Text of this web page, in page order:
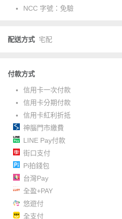
NCC 字號： 免驗
配送方式 宅配
付款方式
信用卡一次付款
信用卡分期付款
信用卡紅利折抵
神腦門市繳費
LINE Pay付款
街口支付
Pi拍錢包
台灣Pay
全盈+PAY
悠遊付
全支付